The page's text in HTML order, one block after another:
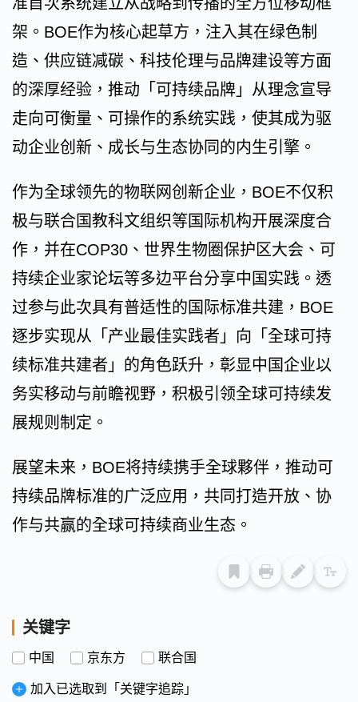
准首次系统建立从战略到传播的全方位移动框
架。BOE作为核心起草方，注入其在绿色制
造、供应链减碳、科技伦理与品牌建设等方面
的深厚经验，推动「可持续品牌」从理念宣导
走向可衡量、可操作的系统实践，使其成为驱
动企业创新、成长与生态协同的内生引擎。
作为全球领先的物联网创新企业，BOE不仅积
极与联合国教科文组织等国际机构开展深度合
作，并在COP30、世界生物圈保护区大会、可
持续企业家论坛等多边平台分享中国实践。透
过参与此次具有普适性的国际标准共建，BOE
逐步实现从「产业最佳实践者」向「全球可持
续标准共建者」的角色跃升，彰显中国企业以
务实移动与前瞻视野，积极引领全球可持续发
展规则制定。
展望未来，BOE将持续携手全球夥伴，推动可
持续品牌标准的广泛应用，共同打造开放、协
作与共赢的全球可持续商业生态。
关键字
中国 京东方 联合国
加入已选取到「关键字追踪」